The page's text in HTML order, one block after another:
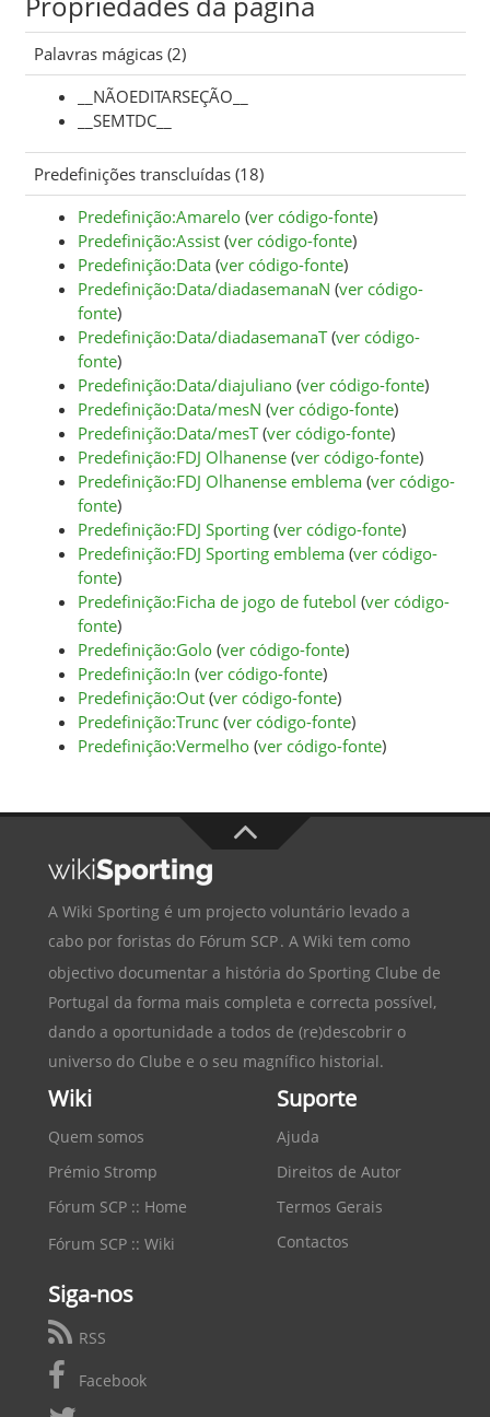
Palavras mágicas (2)
__NÃOEDITARSEÇÃO__
__SEMTDC__
Predefinições transcluídas (18)
Predefinição:Amarelo(ver código-fonte)
Predefinição:Assist(ver código-fonte)
Predefinição:Data(ver código-fonte)
Predefinição:Data/diadasemanaN (ver código-
fonte)
Predefinição:Data/diadasemanaT(ver código-
fonte)
Predefinição:Data/diajuliano(ver código-fonte)
Predefinição:Data/mesN (ver código-fonte)
Predefinição:Data/mesT(ver código-fonte)
Predefinição:FDJ Olhanense(ver código-fonte)
Predefinição:FDJ Olhanense emblema(ver código-
fonte)
Predefinição:FDJ Sporting(ver código-fonte)
Predefinição:FDJ Sporting emblema(ver código-
fonte)
Predefinição:Ficha de jogo de futebol (ver código-
fonte)
Predefinição:Golo(ver código-fonte)
Predefinição:In (ver código-fonte)
Predefinição:Out(ver código-fonte)
Predefinição:Trunc(ver código-fonte)
Predefinição:Vermelho(ver código-fonte)
A Wiki Sporting é um projecto voluntário levado a
cabo por foristas do Fórum SCP. A Wiki tem como
objectivo documentar a história do Sporting Clube de
Portugal da forma mais completa e correcta possível,
dando a oportunidade a todos de (re)descobrir o
universo do Clube e o seu magnífico historial.
Wiki
Quem somos
Prémio Stromp
Fórum SCP :: Home
Fórum SCP :: Wiki
Suporte
Ajuda
Direitos de Autor
Termos Gerais
Contactos
Siga-nos
RSS
Facebook